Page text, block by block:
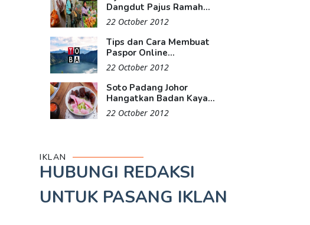
Dangdut Pajus Ramah...
22 October 2012
Tips dan Cara Membuat
Paspor Online...
22 October 2012
Soto Padang Johor
Hangatkan Badan Kaya...
22 October 2012
IKLAN
HUBUNGI REDAKSI
UNTUK PASANG IKLAN